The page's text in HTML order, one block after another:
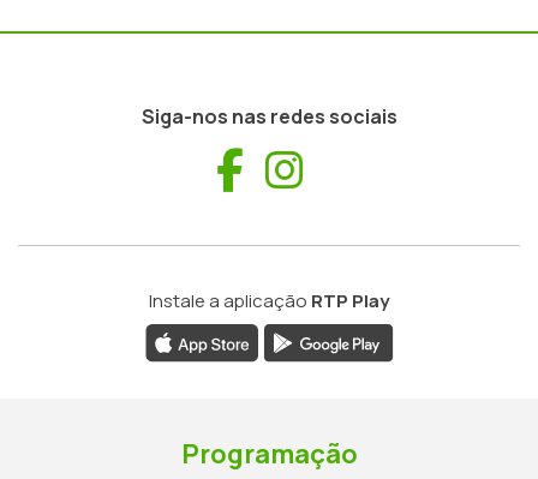
Siga-nos nas redes sociais
Facebook
Instale a aplicação RTP Play
Programação